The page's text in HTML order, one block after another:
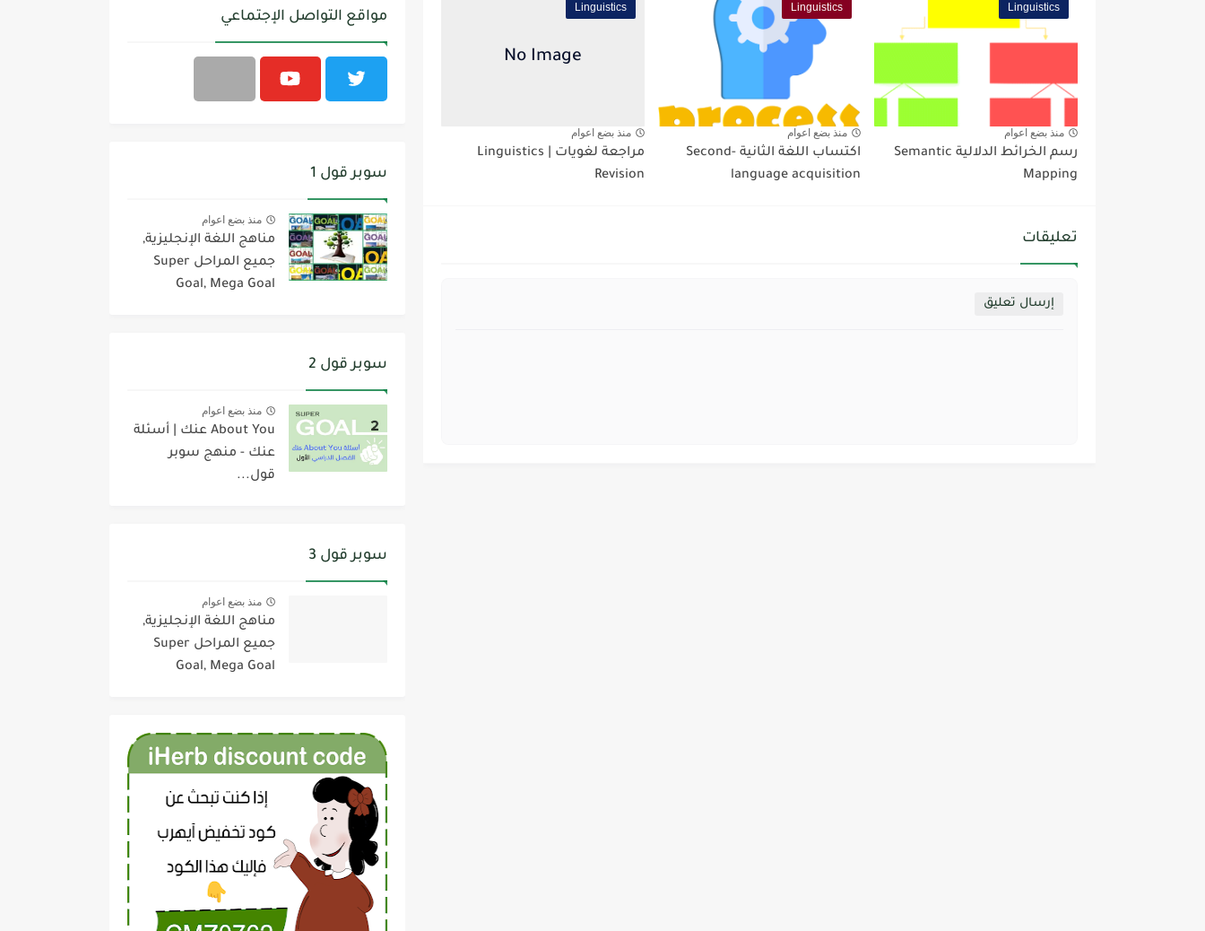
Linguistics
منذ بضع اعوام
رسم الخرائط الدلالية Semantic
Mapping
Linguistics
منذ بضع اعوام
اكتساب اللغة الثانية Second-
language acquisition
Linguistics
منذ بضع اعوام
مراجعة لغويات | Linguistics
Revision
تعليقات
إرسال تعليق
مواقع التواصل الإجتماعي
سوبر قول 1
منذ بضع اعوام
مناهج اللغة الإنجليزية,
جميع المراحل Super
Goal, Mega Goal
سوبر قول 2
منذ بضع اعوام
About You عنك | أسئلة
عنك - منهج سوبر
قول...
سوبر قول 3
منذ بضع اعوام
مناهج اللغة الإنجليزية,
جميع المراحل Super
Goal, Mega Goal